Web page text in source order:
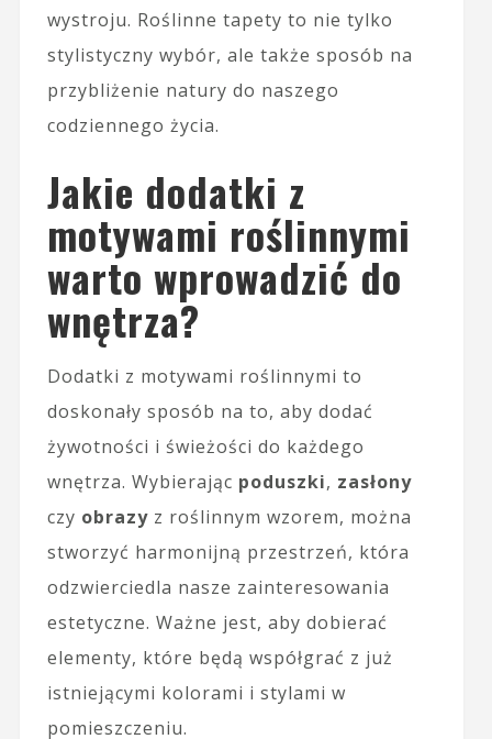
wystroju. Roślinne tapety to nie tylko
stylistyczny wybór, ale także sposób na
przybliżenie natury do naszego
codziennego życia.
Jakie dodatki z
motywami roślinnymi
warto wprowadzić do
wnętrza?
Dodatki z motywami roślinnymi to
doskonały sposób na to, aby dodać
żywotności i świeżości do każdego
wnętrza. Wybierając poduszki, zasłony
czy obrazyz roślinnym wzorem, można
stworzyć harmonijną przestrzeń, która
odzwierciedla nasze zainteresowania
estetyczne. Ważne jest, aby dobierać
elementy, które będą współgrać z już
istniejącymi kolorami i stylami w
pomieszczeniu.